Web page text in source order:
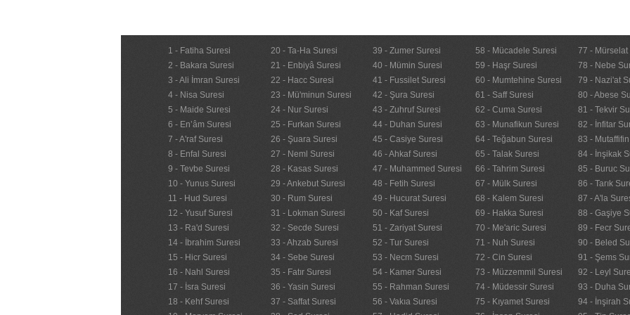
1 - Fatiha Suresi
2 - Bakara Suresi
3 - Ali İmran Suresi
4 - Nisa Suresi
5 - Maide Suresi
6 - En’âm Suresi
7 - A'raf Suresi
8 - Enfal Suresi
9 - Tevbe Suresi
10 - Yunus Suresi
11 - Hud Suresi
12 - Yusuf Suresi
13 - Ra'd Suresi
14 - İbrahim Suresi
15 - Hicr Suresi
16 - Nahl Suresi
17 - İsra Suresi
18 - Kehf Suresi
20 - Ta-Ha Suresi
21 - Enbiyâ Suresi
22 - Hacc Suresi
23 - Mü'minun Suresi
24 - Nur Suresi
25 - Furkan Suresi
26 - Şuara Suresi
27 - Neml Suresi
28 - Kasas Suresi
29 - Ankebut Suresi
30 - Rum Suresi
31 - Lokman Suresi
32 - Secde Suresi
33 - Ahzab Suresi
34 - Sebe Suresi
35 - Fatır Suresi
36 - Yasin Suresi
37 - Saffat Suresi
39 - Zumer Suresi
40 - Mümin Suresi
41 - Fussilet Suresi
42 - Şura Suresi
43 - Zuhruf Suresi
44 - Duhan Suresi
45 - Casiye Suresi
46 - Ahkaf Suresi
47 - Muhammed Suresi
48 - Fetih Suresi
49 - Hucurat Suresi
50 - Kaf Suresi
51 - Zariyat Suresi
52 - Tur Suresi
53 - Necm Suresi
54 - Kamer Suresi
55 - Rahman Suresi
56 - Vakıa Suresi
58 - Mücadele Suresi
59 - Haşr Suresi
60 - Mumtehine Suresi
61 - Saff Suresi
62 - Cuma Suresi
63 - Munafikun Suresi
64 - Teğabun Suresi
65 - Talak Suresi
66 - Tahrim Suresi
67 - Mülk Suresi
68 - Kalem Suresi
69 - Hakka Suresi
70 - Me'aric Suresi
71 - Nuh Suresi
72 - Cin Suresi
73 - Müzzemmil Suresi
74 - Müdessir Suresi
75 - Kıyamet Suresi
77 - Mürselat
78 - Nebe
79 - Nazi'at
80 - Abese
81 - Tekvir
82 - İnfitar
83 -
84 - İnşikak
85 - Buruc
86 - Tarık
87 - A'la
88 - Gaşiye
89 - Fecr
90 - Beled
91 - Şems
92 - Leyl
93 - Duha
94 - İnşirah